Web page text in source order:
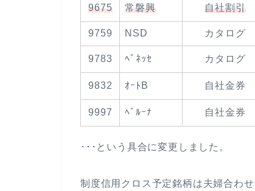
9675 常磐興 自社割引
9759 NSD カタログ
9783 ﾍﾞﾈｯｾ カタログ
9832 ｵｰﾄB 自社金券
9997 ﾍﾞﾙｰﾅ 自社金券
･･･という具合に変更しました。
制度信用クロス予定銘柄は夫婦合わ